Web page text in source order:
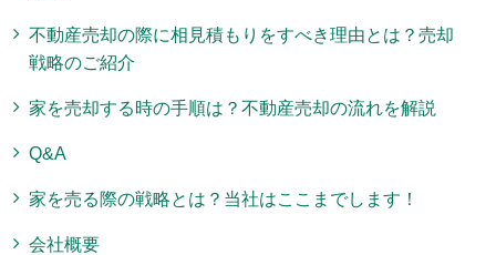
不動産売却の際に相見積もりをすべき理由とは？売却
戦略のご紹介
家を売却する時の手順は？不動産売却の流れを解説
Q&A
家を売る際の戦略とは？当社はここまでします！
会社概要